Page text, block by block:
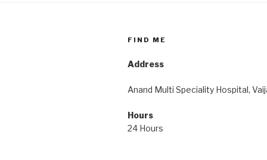
FIND ME
Address
Anand Multi Speciality Hospital,
Hours
24 Hours